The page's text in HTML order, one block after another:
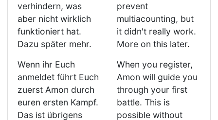
verhindern, was
aber nicht wirklich
funktioniert hat.
Dazu später mehr.
Wenn ihr Euch
anmeldet führt Euch
zuerst Amon durch
euren ersten Kampf.
Das ist übrigens
prevent
multiacounting, but
it didn't really work.
More on this later.
When you register,
Amon will guide you
through your first
battle. This is
possible without